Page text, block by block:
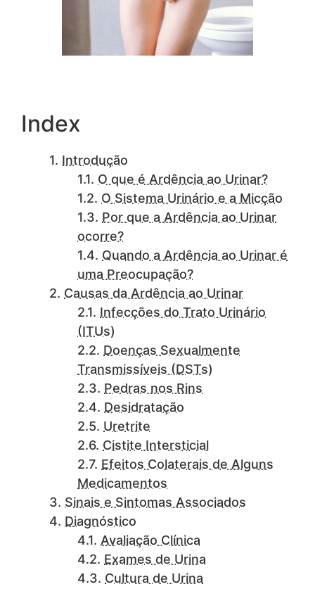
Index
Introdução
O que é Ardência ao Urinar?
O Sistema Urinário e a Micção
Por que a Ardência ao Urinar
ocorre?
Quando a Ardência ao Urinar é
uma Preocupação?
Causas da Ardência ao Urinar
Infecções do Trato Urinário
(ITUs)
Doenças Sexualmente
Transmissíveis (DSTs)
Pedras nos Rins
Desidratação
Uretrite
Cistite Intersticial
Efeitos Colaterais de Alguns
Medicamentos
Sinais e Sintomas Associados
Diagnóstico
Avaliação Clínica
Exames de Urina
Cultura de Urina